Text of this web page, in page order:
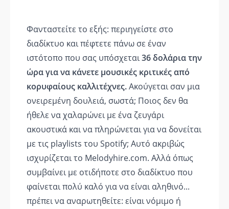
Φανταστείτε το εξής: περιηγείστε στο
διαδίκτυο και πέφτετε πάνω σε έναν
ιστότοπο που σας υπόσχεται36 δολάρια την
ώρα για να κάνετε μουσικές κριτικές από
κορυφαίους καλλιτέχνες.Ακούγεται σαν μια
ονειρεμένη δουλειά, σωστά; Ποιος δεν θα
ήθελε να χαλαρώνει με ένα ζευγάρι
ακουστικά και να πληρώνεται για να δονείται
με τις playlists του Spotify; Αυτό ακριβώς
ισχυρίζεται το Melodyhire.com. Αλλά όπως
συμβαίνει με οτιδήποτε στο διαδίκτυο που
φαίνεται πολύ καλό για να είναι αληθινό...
πρέπει να αναρωτηθείτε: είναι νόμιμο ή